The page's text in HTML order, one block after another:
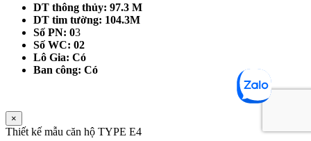
DT thông thủy: 97.3 M
DT tim tường: 104.3M
Số PN: 03
Số WC: 02
Lô Gia: Có
Ban công: Có
×
Thiết kế mẫu căn hộ TYPE E4